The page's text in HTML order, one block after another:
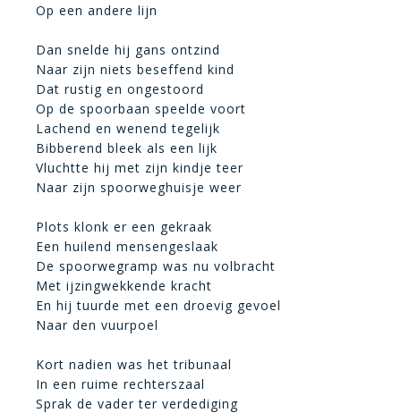
Op een andere lijn
Dan snelde hij gans ontzind
Naar zijn niets beseffend kind
Dat rustig en ongestoord
Op de spoorbaan speelde voort
Lachend en wenend tegelijk
Bibberend bleek als een lijk
Vluchtte hij met zijn kindje teer
Naar zijn spoorweghuisje weer
Plots klonk er een gekraak
Een huilend mensengeslaak
De spoorwegramp was nu volbracht
Met ijzingwekkende kracht
En hij tuurde met een droevig gevoel
Naar den vuurpoel
Kort nadien was het tribunaal
In een ruime rechterszaal
Sprak de vader ter verdediging